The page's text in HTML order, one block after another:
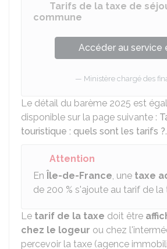
Tarifs de la taxe de
commune
Accéder au service
Ministère chargé des
Le détail du barème 2025 est
disponible sur la page suivante :
touristique : quels sont les tarifs ?.
Attention
En Île-de-France, une taxe
de 200 % s'ajoute au tarif de la
Le tarif de la taxe doit être
chez le logeur ou chez
percevoir la taxe (agence